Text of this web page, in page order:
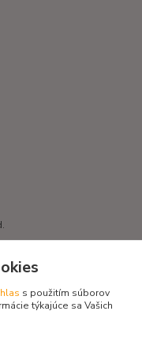
s použitím súborov
týkajúce sa Vašich